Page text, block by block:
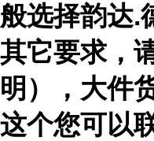
般选择韵达.
其它要求，
明），大件
这个您可以